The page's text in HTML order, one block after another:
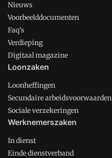
Nieuws
Voorbeelddocumenten
Faq's
Verdieping
Digitaal magazine
Loonzaken
Loonheffingen
Secundaire arbeidsvoorwaarden
Sociale verzekeringen
Werknemerszaken
In dienst
Einde dienstverband